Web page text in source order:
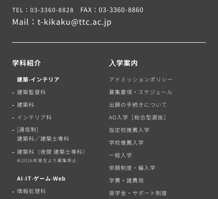
TEL：03-3360-8828
FAX：03-3360-8860
Mail： t-kikaku@ttc.ac.jp
学科紹介
建築‧インテリア
建築監督科
建築科
インテリア科
[通信制]
建築科／建築士専科
建築科（夜間 建築士専科）
※2026年度生より募集停止
AI‧IT‧ゲーム‧Web
情報処理科
⼊学案内
アドミッションポリシー
募集要項・スケジュール
出願の手続きについて
AO入学［総合型選抜］
指定校推薦入学
学校推薦入学
一般入学
併願制度・編入学
学費・諸費用
奨学金・サポート制度